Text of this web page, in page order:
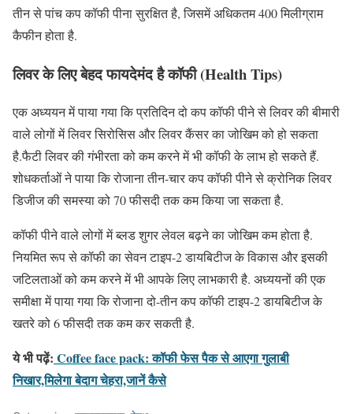
तीन से पांच कप कॉफी पीना सुरक्षित है, जिसमें अधिकतम 400 मिलीग्राम
कैफीन होता है.
लिवर के लिए बेहद फायदेमंद है कॉफी(Health Tips)
एक अध्ययन में पाया गया कि प्रतिदिन दो कप कॉफी पीने से लिवर की बीमारी
वाले लोगों में लिवर सिरोसिस और लिवर कैंसर का जोखिम को हो सकता
है.फैटी लिवर की गंभीरता को कम करने में भी कॉफी के लाभ हो सकते हैं.
शोधकर्ताओं ने पाया कि रोजाना तीन-चार कप कॉफी पीने से क्रोनिक लिवर
डिजीज की समस्या को 70 फीसदी तक कम किया जा सकता है.
कॉफी पीने वाले लोगों में ब्लड शुगर लेवल बढ़ने का जोखिम कम होता है.
नियमित रूप से कॉफी का सेवन टाइप-2 डायबिटीज के विकास और इसकी
जटिलताओं को कम करने में भी आपके लिए लाभकारी है. अध्ययनों की एक
समीक्षा में पाया गया कि रोजाना दो-तीन कप कॉफी टाइप-2 डायबिटीज के
खतरे को 6 फीसदी तक कम कर सकती है.
ये भी पढ़ें: Coffee face pack: कॉफी फेस पैक से आएगा गुलाबी
निखार,मिलेगा बेदाग चेहरा,जानें कैसे